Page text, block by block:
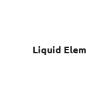
Liquid